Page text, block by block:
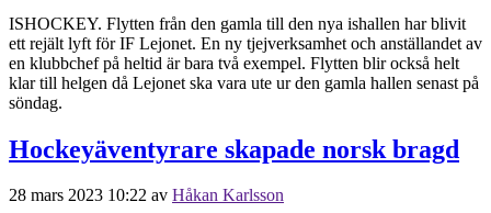
ISHOCKEY. Flytten från den gamla till den nya ishallen har blivit
ett rejält lyft för IF Lejonet. En ny tjejverksamhet och anställandet av
en klubbchef på heltid är bara två exempel. Flytten blir också helt
klar till helgen då Lejonet ska vara ute ur den gamla hallen senast på
söndag.
Hockeyäventyrare skapade norsk bragd
28 mars 2023 10:22 av Håkan Karlsson